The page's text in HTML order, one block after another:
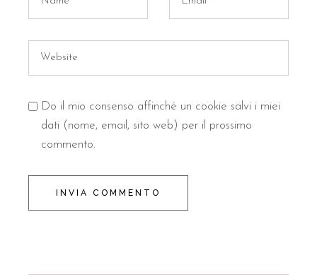
Do il mio consenso affinché un cookie salvi i miei
dati (nome, email, sito web) per il prossimo
commento.
INVIA COMMENTO